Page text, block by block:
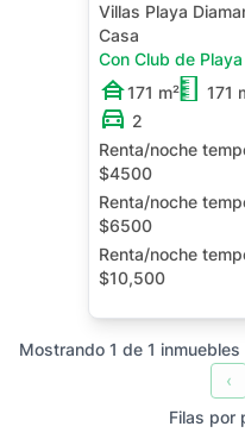
Villas Playa
Casa
Con Club de Playa
171 m²
171
2
Renta/noche
$4500
Renta/noche
$6500
Renta/noche
$10,500
Terraza
Mostrando 1 de 1 inmuebles
‹
Filas por